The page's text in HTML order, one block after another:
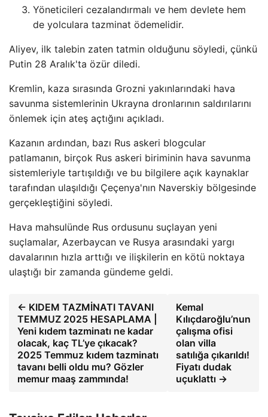
Yöneticileri cezalandırmalı ve hem devlete hem
de yolculara tazminat ödemelidir.
Aliyev, ilk talebin zaten tatmin olduğunu söyledi, çünkü
Putin 28 Aralık'ta özür diledi.
Kremlin, kaza sırasında Grozni yakınlarındaki hava
savunma sistemlerinin Ukrayna dronlarının saldırılarını
önlemek için ateş açtığını açıkladı.
Kazanın ardından, bazı Rus askeri blogcular
patlamanın, birçok Rus askeri biriminin hava savunma
sistemleriyle tartışıldığı ve bu bilgilere açık kaynaklar
tarafından ulaşıldığı Çeçenya'nın Naverskiy bölgesinde
gerçekleştiğini söyledi.
Hava mahsulünde Rus ordusunu suçlayan yeni
suçlamalar, Azerbaycan ve Rusya arasındaki yargı
davalarının hızla arttığı ve ilişkilerin en kötü noktaya
ulaştığı bir zamanda gündeme geldi.
← KIDEM TAZMİNATI TAVANI
TEMMUZ 2025 HESAPLAMA |
Yeni kıdem tazminatı ne kadar
olacak, kaç TL’ye çıkacak?
2025 Temmuz kıdem tazminatı
tavanı belli oldu mu? Gözler
memur maaş zammında!
Kemal
Kılıçdaroğlu’nun
çalışma ofisi
olan villa
satılığa çıkarıldı!
Fiyatı dudak
uçuklattı →